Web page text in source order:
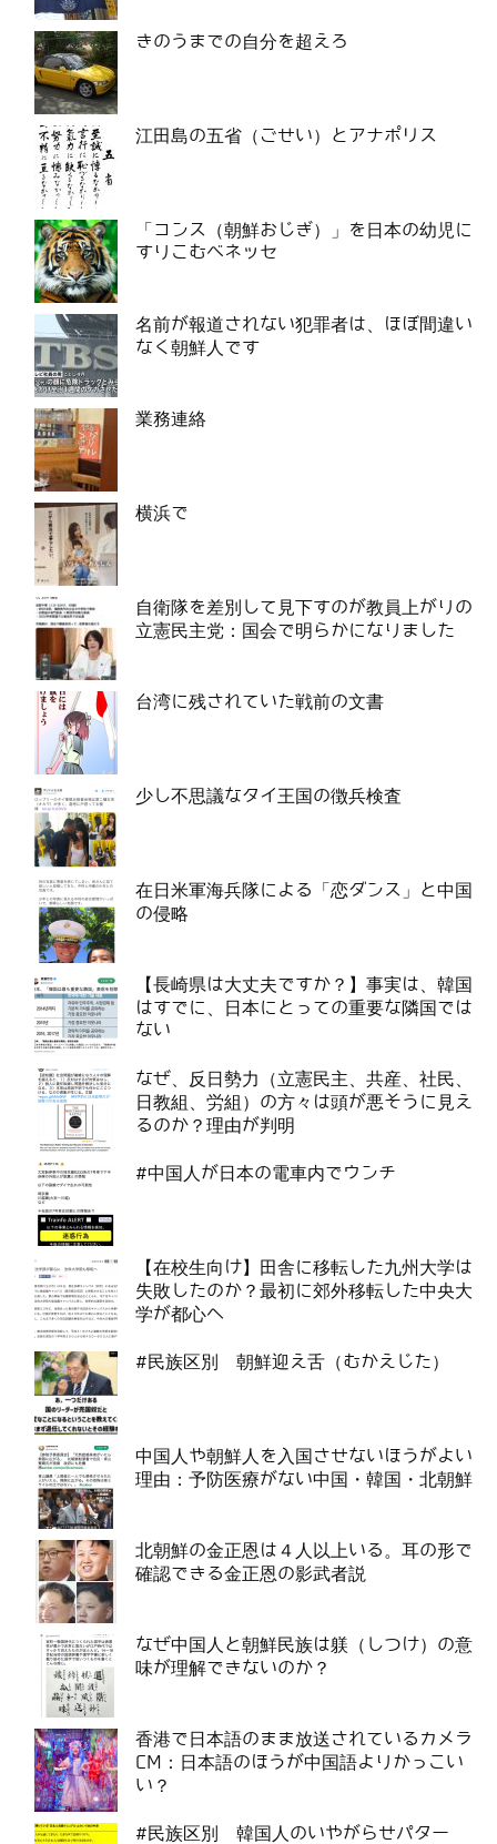
きのうまでの自分を超えろ
江田島の五省（ごせい）とアナポリス
「コンス（朝鮮おじぎ）」を日本の幼児に
すりこむベネッセ
名前が報道されない犯罪者は、ほぼ間違い
なく朝鮮人です
業務連絡
横浜で
自衛隊を差別して見下すのが教員上がりの
立憲民主党：国会で明らかになりました
台湾に残されていた戦前の文書
少し不思議なタイ王国の徴兵検査
在日米軍海兵隊による「恋ダンス」と中国
の侵略
【長崎県は大丈夫ですか？】事実は、韓国
はすでに、日本にとっての重要な隣国では
ない
なぜ、反日勢力（立憲民主、共産、社民、
日教組、労組）の方々は頭が悪そうに見え
るのか？理由が判明
#中国人が日本の電車内でウンチ
【在校生向け】田舎に移転した九州大学は
失敗したのか？最初に郊外移転した中央大
学が都心へ
#民族区別 朝鮮迎え舌（むかえじた）
中国人や朝鮮人を入国させないほうがよい
理由：予防医療がない中国・韓国・北朝鮮
北朝鮮の金正恩は４人以上いる。耳の形で
確認できる金正恩の影武者説
なぜ中国人と朝鮮民族は躾（しつけ）の意
味が理解できないのか？
香港で日本語のまま放送されているカメラ
CM：日本語のほうが中国語よりかっこい
い？
#民族区別 韓国人のいやがらせパター